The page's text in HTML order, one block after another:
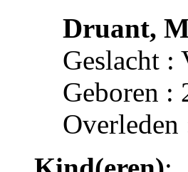
Druant,
Geslacht :
Geboren :